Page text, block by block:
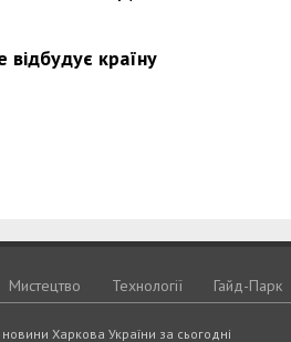
відбудує країну
Мистецтво Технологiї Гайд-Парк
новини Харкова України за сьогодні